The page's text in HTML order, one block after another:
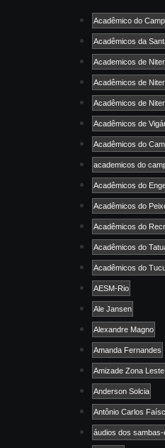
Acadêmico do
Acadêmicos da
Academicos de
Acadêmicos de
Acadêmicos de
Acadêmicos de
Acadêmicos do
academicos do
Acadêmicos do
Acadêmicos do
Acadêmicos do
Acadêmicos do
Acadêmicos do
AESM-Rio
Ale Jansen
Alexandre Magno
Amanda Fernandes
Amizade Zona Leste
Anderson Solcia
Antônio Carlos
áudios dos sambas-